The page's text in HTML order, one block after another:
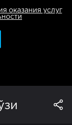
оказания услуг